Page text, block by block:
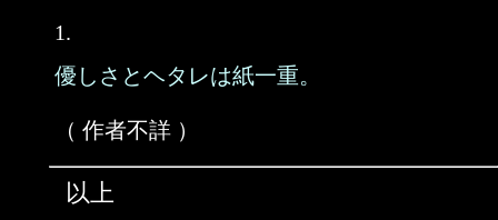
1.
優しさとヘタレは紙一重。
（ 作者不詳 ）
以上